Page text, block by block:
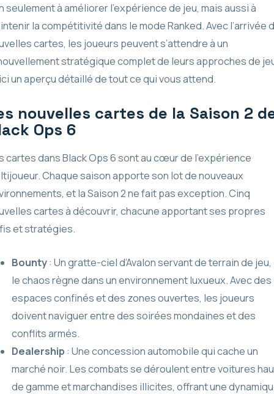
seulement à améliorer l’expérience de jeu, mais aussi à
la compétitivité dans le mode Ranked. Avec l’arrivée
cartes, les joueurs peuvent s’attendre à un
stratégique complet de leurs approches de
un aperçu détaillé de tout ce qui vous attend.
nouvelles cartes de la Saison 2
Ops 6
cartes dans Black Ops 6 sont au cœur de l’expérience
Chaque saison apporte son lot de nouveaux
et la Saison 2 ne fait pas exception. Cinq
cartes à découvrir, chacune apportant ses propres
et stratégies.
Bounty: Un gratte-ciel d’Avalon servant de terrain de jeu,
le chaos règne dans un environnement luxueux. Avec des
espaces confinés et des zones ouvertes, les joueurs
doivent naviguer entre des soirées mondaines et des
conflits armés.
Dealership : Une concession automobile qui cache un
marché noir. Les combats se déroulent entre voitures
de gamme et marchandises illicites, offrant une